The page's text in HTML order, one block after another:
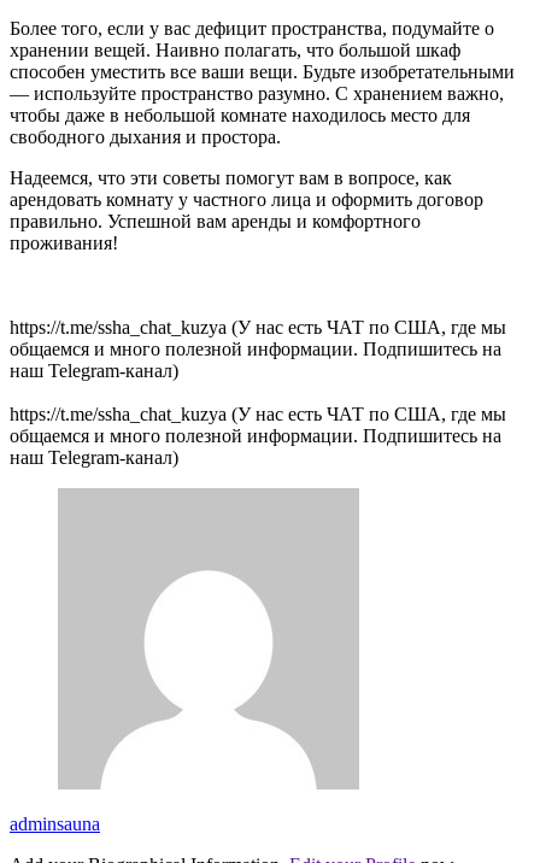
Более того, если у вас дефицит пространства, подумайте о
хранении вещей. Наивно полагать, что большой шкаф
способен уместить все ваши вещи. Будьте изобретательными
— используйте пространство разумно. С хранением важно,
чтобы даже в небольшой комнате находилось место для
свободного дыхания и простора.
Надеемся, что эти советы помогут вам в вопросе, как
арендовать комнату у частного лица и оформить договор
правильно. Успешной вам аренды и комфортного
проживания!
https://t.me/ssha_chat_kuzya (У нас есть ЧАТ по США, где мы
общаемся и много полезной информации. Подпишитесь на
наш Telegram-канал)
https://t.me/ssha_chat_kuzya (У нас есть ЧАТ по США, где мы
общаемся и много полезной информации. Подпишитесь на
наш Telegram-канал)
adminsauna